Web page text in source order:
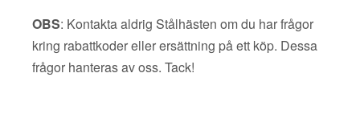
OBS: Kontakta aldrig Stålhästen om du har frågor
kring rabattkoder eller ersättning på ett köp. Dessa
frågor hanteras av oss. Tack!